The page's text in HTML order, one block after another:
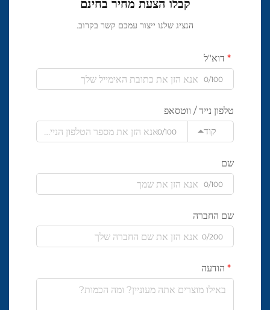
קבלו הצעת מחיר בחינם
הנציג שלנו ייצור עמכם קשר בקרוב.
דוא"ל
0/100
טלפון נייד / ווטסאפ
קוד
0/100
שם
0/100
שם החברה
0/200
הודעה